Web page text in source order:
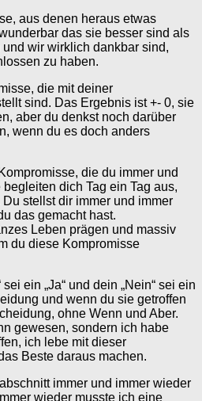
aus denen heraus etwas
das sie besser sind als
wir wirklich dankbar sind,
zu haben.
die mit deiner
sind. Das Ergebnis ist +- 0, sie
aber du denkst noch darüber
wenn du es doch anders
die du immer und
dich Tag ein Tag aus,
stellst dir immer und immer
das gemacht hast.
Leben prägen und massiv
du diese Kompromisse
ein „Ja“ und dein „Nein“ sei ein
und wenn du sie getroffen
ohne Wenn und Aber.
gewesen, sondern ich habe
ich lebe mit dieser
Beste daraus machen.
immer und immer wieder
wieder musste ich eine